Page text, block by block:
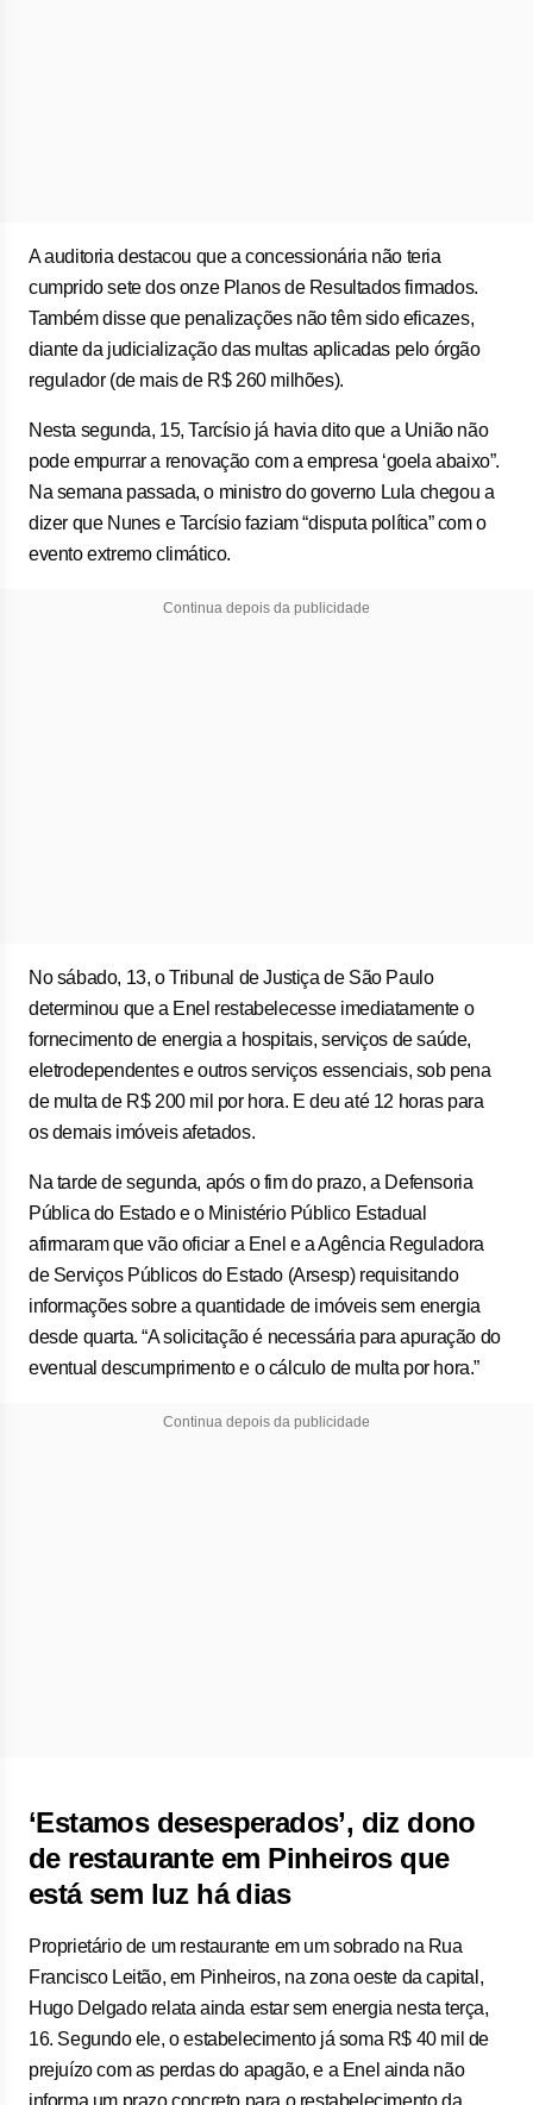
A auditoria destacou que a concessionária não teria
cumprido sete dos onze Planos de Resultados firmados.
Também disse que penalizações não têm sido eficazes,
diante da judicialização das multas aplicadas pelo órgão
regulador (de mais de R$ 260 milhões).
Nesta segunda, 15, Tarcísio já havia dito que a União não
pode empurrar a renovação com a empresa ‘goela abaixo”.
Na semana passada, o ministro do governo Lula chegou a
dizer que Nunes e Tarcísio faziam “disputa política” com o
evento extremo climático.
Continua depois da publicidade
No sábado, 13, o Tribunal de Justiça de São Paulo
determinou que a Enel restabelecesse imediatamente o
fornecimento de energia a hospitais, serviços de saúde,
eletrodependentes e outros serviços essenciais, sob pena
de multa de R$ 200 mil por hora. E deu até 12 horas para
os demais imóveis afetados.
Na tarde de segunda, após o fim do prazo, a Defensoria
Pública do Estado e o Ministério Público Estadual
afirmaram que vão oficiar a Enel e a Agência Reguladora
de Serviços Públicos do Estado (Arsesp) requisitando
informações sobre a quantidade de imóveis sem energia
desde quarta. “A solicitação é necessária para apuração do
eventual descumprimento e o cálculo de multa por hora.”
Continua depois da publicidade
‘Estamos desesperados’, diz dono
de restaurante em Pinheiros que
está sem luz há dias
Proprietário de um restaurante em um sobrado na Rua
Francisco Leitão, em Pinheiros, na zona oeste da capital,
Hugo Delgado relata ainda estar sem energia nesta terça,
16. Segundo ele, o estabelecimento já soma R$ 40 mil de
prejuízo com as perdas do apagão, e a Enel ainda não
informa um prazo concreto para o restabelecimento da